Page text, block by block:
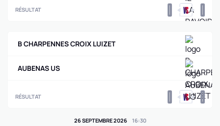
RÉSULTAT 0 0
B CHARPENNES CROIX LUIZET
AUBENAS US
RÉSULTAT 0 0
26 SEPTEMBRE 2026 16:30